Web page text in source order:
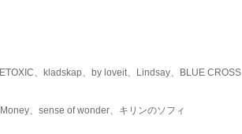
、kladskap、by loveit、Lindsay、BLUE CROSS
、sense of wonder、キリンのソフィ